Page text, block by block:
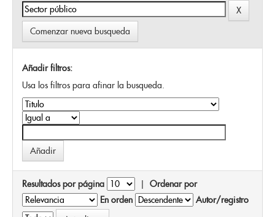
Comenzar nueva busqueda
Añadir filtros:
Usa los filtros para afinar la busqueda.
Resultados por página | Ordenar por
En orden
Autor/registro